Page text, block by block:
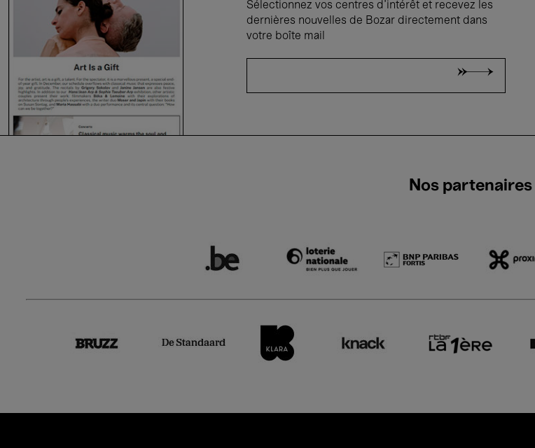
Sélectionnez vos centres d'intérêt et recevez les
dernières nouvelles de Bozar directement dans
votre boîte mail
Nos partenaires